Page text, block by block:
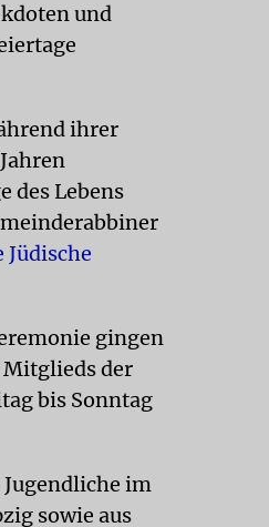
und
ihrer
des Lebens
gingen
Mitglieds der
bis Sonntag
im
sowie aus